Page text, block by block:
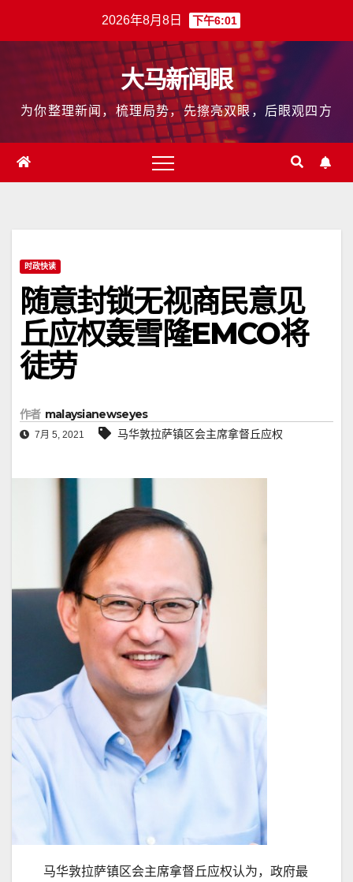
2026年8月8日 下午6:01
大马新闻眼
为你整理新闻，梳理局势，先擦亮双眼，后眼观四方
时政快读
随意封锁无视商民意见
丘应权轰雪隆EMCO将
徒劳
作者 malaysianewseyes
7月 5, 2021 马华敦拉萨镇区会主席拿督丘应权
马华敦拉萨镇区会主席拿督丘应权认为，政府最